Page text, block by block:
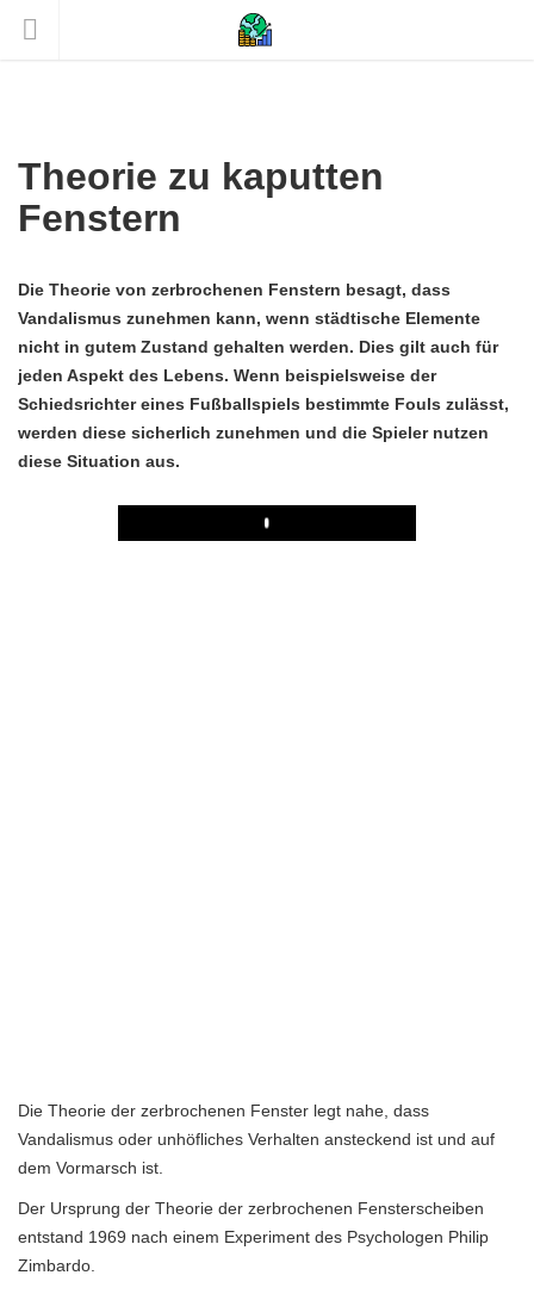
Theorie zu kaputten
Fenstern
Die Theorie von zerbrochenen Fenstern besagt, dass
Vandalismus zunehmen kann, wenn städtische Elemente
nicht in gutem Zustand gehalten werden. Dies gilt auch für
jeden Aspekt des Lebens. Wenn beispielsweise der
Schiedsrichter eines Fußballspiels bestimmte Fouls zulässt,
werden diese sicherlich zunehmen und die Spieler nutzen
diese Situation aus.
Play
Die Theorie der zerbrochenen Fenster legt nahe, dass
Vandalismus oder unhöfliches Verhalten ansteckend ist und auf
dem Vormarsch ist.
Der Ursprung der Theorie der zerbrochenen Fensterscheiben
entstand 1969 nach einem Experiment des Psychologen Philip
Zimbardo.